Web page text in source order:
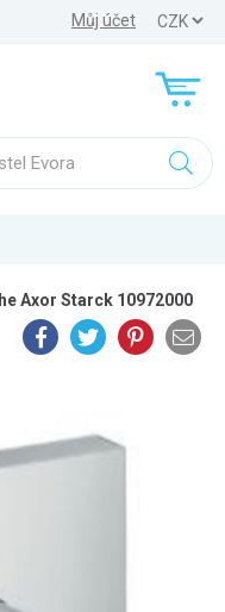
Můj účet
Axor Starck 10972000